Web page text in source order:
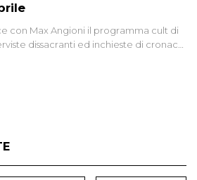
con Max Angioni il programma cult di
dissacranti ed inchieste di cronaca